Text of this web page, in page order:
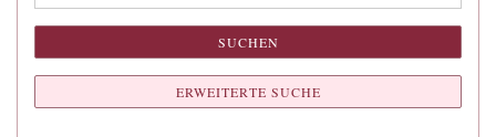
SUCHEN
ERWEITERTE SUCHE